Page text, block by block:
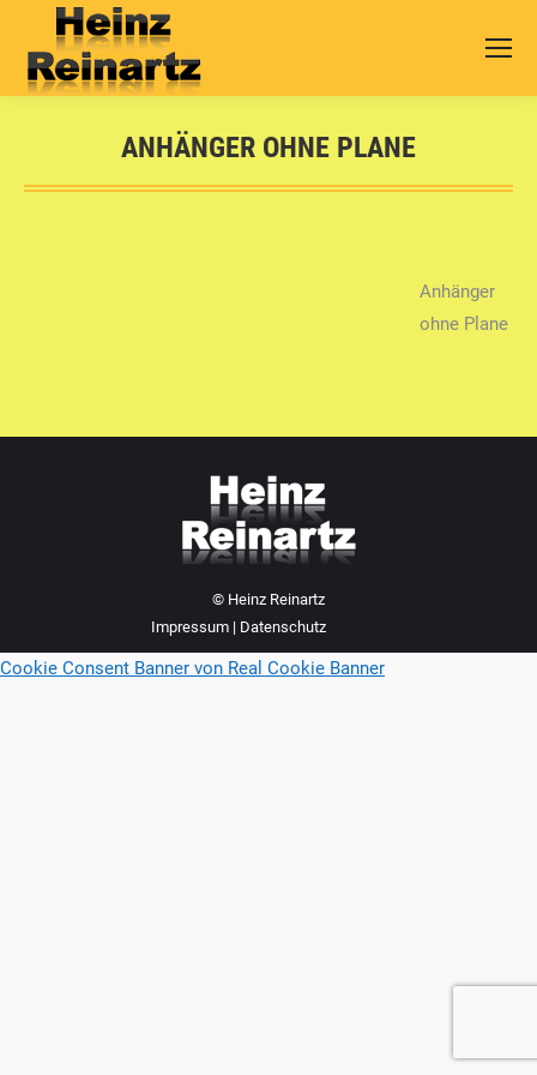
ANHÄNGER OHNE PLANE
Sie befinden sich hier:
Anhänger
ohne Plane
© Heinz Reinartz
Impressum | Datenschutz
Cookie Consent Banner von Real Cookie Banner